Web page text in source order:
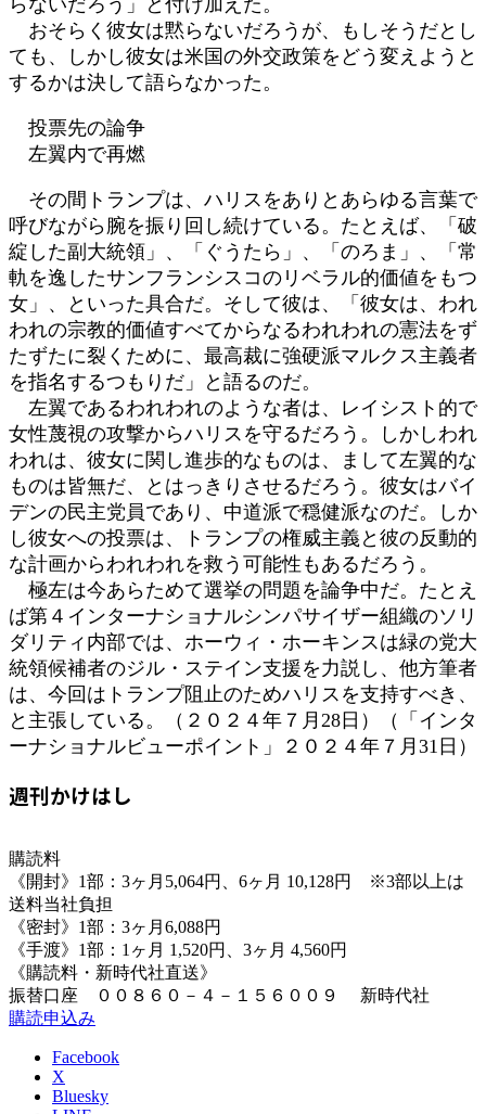
おそらく彼女は黙らないだろうが、もしそうだとし
ても、しかし彼女は米国の外交政策をどう変えようと
するかは決して語らなかった。
投票先の論争
左翼内で再燃
その間トランプは、ハリスをありとあらゆる言葉で
呼びながら腕を振り回し続けている。たとえば、「破
綻した副大統領」、「ぐうたら」、「のろま」、「常
軌を逸したサンフランシスコのリベラル的価値をもつ
女」、といった具合だ。そして彼は、「彼女は、われ
われの宗教的価値すべてからなるわれわれの憲法をず
たずたに裂くために、最高裁に強硬派マルクス主義者
を指名するつもりだ」と語るのだ。
左翼であるわれわれのような者は、レイシスト的で
女性蔑視の攻撃からハリスを守るだろう。しかしわれ
われは、彼女に関し進歩的なものは、まして左翼的な
ものは皆無だ、とはっきりさせるだろう。彼女はバイ
デンの民主党員であり、中道派で穏健派なのだ。しか
し彼女への投票は、トランプの権威主義と彼の反動的
な計画からわれわれを救う可能性もあるだろう。
極左は今あらためて選挙の問題を論争中だ。たとえ
ば第４インターナショナルシンパサイザー組織のソリ
ダリティ内部では、ホーウィ・ホーキンスは緑の党大
統領候補者のジル・ステイン支援を力説し、他方筆者
は、今回はトランプ阻止のためハリスを支持すべき、
と主張している。（２０２４年７月28日）（「インタ
ーナショナルビューポイント」２０２４年７月31日）
週刊かけはし
購読料
《開封》1部：3ヶ月5,064円、6ヶ月 10,128円 ※3部以上は
送料当社負担
《密封》1部：3ヶ月6,088円
《手渡》1部：1ヶ月 1,520円、3ヶ月 4,560円
《購読料・新時代社直送》
振替口座 ００８６０－４－１５６００９ 新時代社
購読申込み
Facebook
X
Bluesky